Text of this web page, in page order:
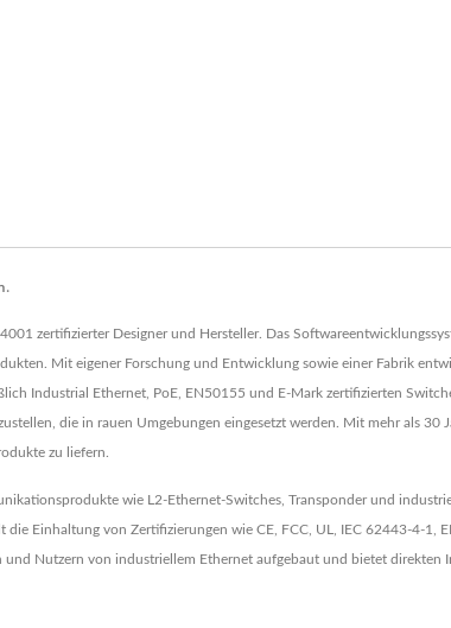
zertifizierter Designer und Hersteller. Das
Mit eigener Forschung und Entwicklung sowie einer Fabrik
Industrial Ethernet, PoE, EN50155 und E-Mark zertifizierten
die in rauen Umgebungen eingesetzt werden. Mit mehr als
zu liefern.
wie L2-Ethernet-Switches, Transponder und
Einhaltung von Zertifizierungen wie CE, FCC, UL, IEC 62443-4-
Nutzern von industriellem Ethernet aufgebaut und bietet